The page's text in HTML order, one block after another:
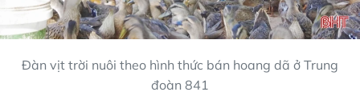
Đàn vịt trời nuôi theo hình thức bán hoang dã ở Trung
đoàn 841